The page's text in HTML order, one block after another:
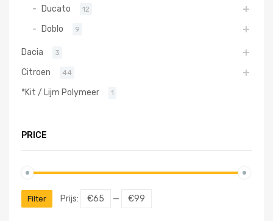
Ducato 12
Doblo 9
Dacia 3
Citroen 44
*Kit / Lijm Polymeer 1
PRICE
Filter Prijs: €65 — €99